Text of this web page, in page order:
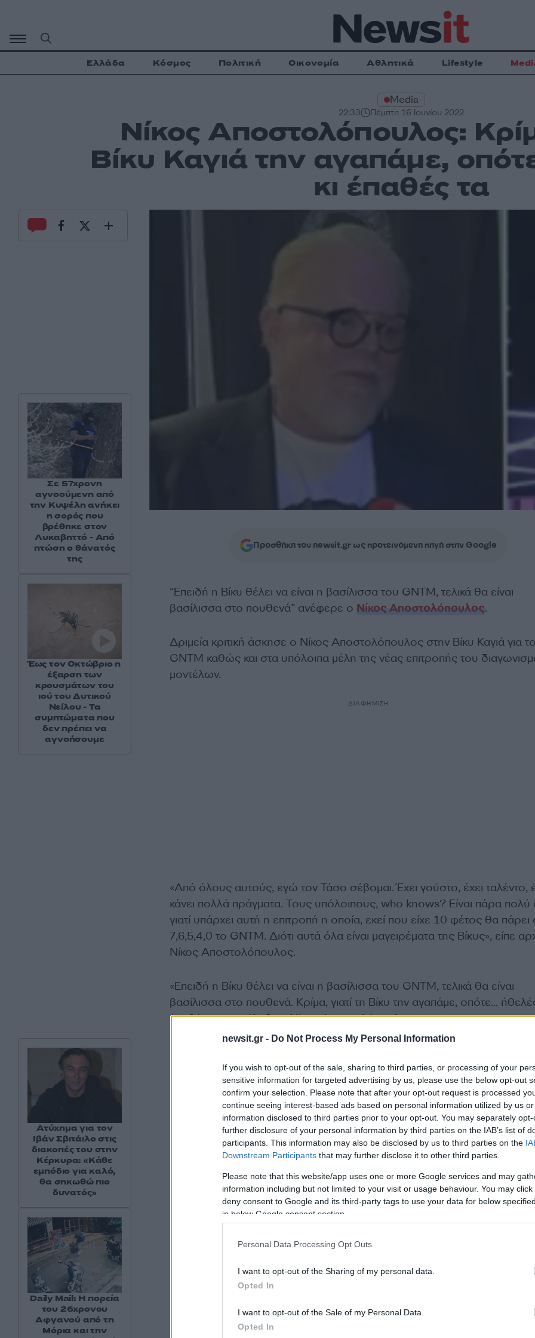
newsit.gr - Do Not Process My Personal Information
If you wish to opt-out of the sale, sharing to third parties, or processing of your
sensitive information for targeted advertising by us, please use the below opt-out
confirm your selection. Please note that after your opt-out request is processed
continue seeing interest-based ads based on personal information utilized by us
information disclosed to third parties prior to your opt-out. You may separately
further disclosure of your personal information by third parties on the IAB’s list of
participants. This information may also be disclosed by us to third parties on the
Downstream Participants that may further disclose it to other third parties.
Please note that this website/app uses one or more Google services and may
information including but not limited to your visit or usage behaviour. You may
deny consent to Google and its third-party tags to use your data for below
in below Google consent section.
Personal Data Processing Opt Outs
I want to opt-out of the Sharing of my personal data.
Opted In
I want to opt-out of the Sale of my Personal Data.
Opted In
περιεχόμενο
Ελλάδα Κόσμος Πολιτική Οικονομία Αθλητικά Lifestyle
Media
22:33 Πέμπτη 16 Ιουνίου 2022
Νίκος Αποστολόπουλος:
Βίκυ Καγιά την αγαπάμε,
κι έπαθές τα
Προσθήκη του newsit.gr ως προτεινόμενη πηγή στην Google
“Επειδή η Βίκυ θέλει να είναι η βασίλισσα του GNTM, τελικά θα είναι
βασίλισσα στο πουθενά” ανέφερε ο Νίκος Αποστολόπουλος.
Δριμεία κριτική άσκησε ο Νίκος Αποστολόπουλος στην Βίκυ Καγιά για το
GNTM καθώς και στα υπόλοιπα μέλη της νέας επιτροπής του
μοντέλων.
ΔΙΑΦΗΜΙΣΗ
«Από όλους αυτούς, εγώ τον Τάσο σέβομαι. Έχει γούστο, έχει ταλέντο,
κάνει πολλά πράγματα. Τους υπόλοιπους, who knows? Είναι πάρα πολύ
γιατί υπάρχει αυτή η επιτροπή η οποία, εκεί που είχε 10 φέτος θα πάρει
7,6,5,4,0 το GNTM. Διότι αυτά όλα είναι μαγειρέματα της Βίκυς», είπε
Νίκος Αποστολόπουλος.
«Επειδή η Βίκυ θέλει να είναι η βασίλισσα του GNTM, τελικά θα είναι
βασίλισσα στο πουθενά. Κρίμα, γιατί τη Βίκυ την αγαπάμε, οπότε…
έπαθές τα», κατέληξε ο Νίκος Αποστολόπουλος.
Σε 57χρονη
αγνοούμενη από
την Κυψέλη ανήκει
η σορός που
βρέθηκε στον
Λυκαβηττό - Από
πτώση ο θάνατός
της
Έως τον Οκτώβριο η
έξαρση των
κρουσμάτων του
ιού του Δυτικού
Νείλου - Τα
συμπτώματα που
δεν πρέπει να
αγνοήσουμε
Ατύχημα για τον
Ιβάν Σβιτάιλο στις
διακοπές του στην
Κέρκυρα: «Κάθε
εμπόδιο για καλό,
θα σηκωθώ πιο
δυνατός»
Daily Mail: Η πορεία
του 26χρονου
Αφγανού από τη
Μόρια και την